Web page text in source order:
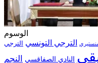
الوسوم
الترجي التونسي الترجي
النادي الصفاقسي
النجم